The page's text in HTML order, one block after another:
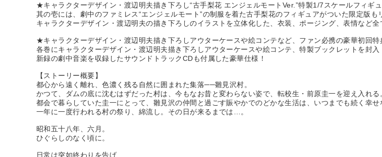
★キャラクターデザイン・渡辺明夫描き下ろし“古手梨花 エンジェルモートVer.”特製1/7スケールフィギ
其の壱には、劇中のファミレス“エンジェルモート”の制服を着た古手梨花のフィギュアがついた限定版も
キャラクターデザイン・渡辺明夫の描き下ろしのイラストを立体化した、衣装、ポージング、表情など
★キャラクターデザイン・渡辺明夫描き下ろしアウターケースや絵コンテなど、ファン必携の豪華初回特
各巻にキャラクターデザイン・渡辺明夫描き下ろしアウターケースや絵コンテ、特製ブックレットを封
新録の劇中音楽を収録したサウンドトラックCDも付属した豪華仕様！
【ストーリー概要】
都心から遠く離れ、色濃く残る自然に囲まれた集落──雛見沢村。
かつて、ダムの底に沈むはずだった村は、今もなお昔と変わらない姿で、転校生・前原圭一を迎え入れる
都会で暮らしていた圭一にとって、雛見沢の仲間と過ごす賑やかでのどかな生活は、いつまでも続く幸せ
一年に一度行われる村の祭り、綿流し。その日が来るまでは…。
昭和五十八年、六月。
ひぐらしのなく頃に。
日常は突如終わりを告げ、